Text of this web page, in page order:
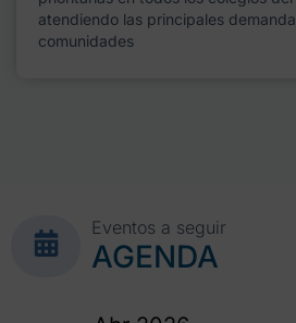
atendiendo las principales
comunidades
Eventos a seguir
AGENDA